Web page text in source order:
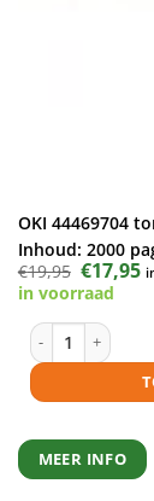
OKI 44469704
Inhoud: 2000
€19,95
prijs
was:
€17,95
in voorraad
OKI 44469704
MEER INFO